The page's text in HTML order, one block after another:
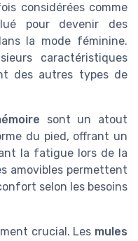
considérées comme
pour devenir des
la mode féminine.
caractéristiques
des autres types de
sont un atout
du pied, offrant un
la fatigue lors de la
amovibles permettent
selon les besoins
crucial. Les mules